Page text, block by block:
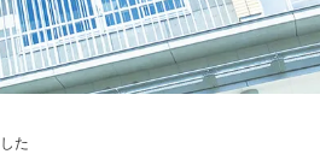
た